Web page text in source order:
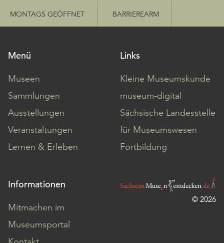
MONTAGS GEÖFFNET BARRIEREARM
Menü
Museen
Sammlungen
Ausstellungen
Veranstaltungen
Lernen & Erleben
Links
Kleine Museumskunde
museum-digital
Sächsische Landesstelle
für Museumswesen
Fortbildung
Informationen
Mitmachen im
Museumsportal
© 2026